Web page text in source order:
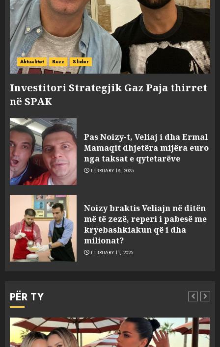
Aktualitet Buzz Slider
Investitori Strategjik Gaz Paja thirret
në SPAK
Pas Noizy-t, Veliaj i dha Ermal
Mamaqit dhjetëra mijëra euro
nga taksat e qytetarëve
FEBRUARY 18, 2025
Noizy braktis Veliajn në ditën
më të zezë, reperi i pabesë me
kryebashkiakun që i dha
milionat?
FEBRUARY 11, 2025
PËR TY
3
sulmuan “One Albania”,
ngjarja u fsheh. A u vodhën
serverat?
MARCH 25, 2025
4 MARCH 25, 2025